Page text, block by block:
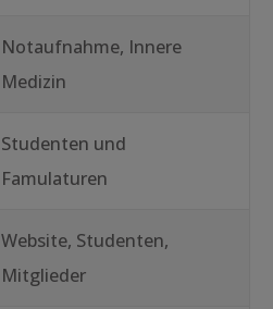
Notaufnahme, Innere
Medizin
Studenten und
Famulaturen
Website, Studenten,
Mitglieder